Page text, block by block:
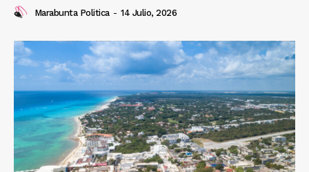
Marabunta Politica - 14 Julio, 2026